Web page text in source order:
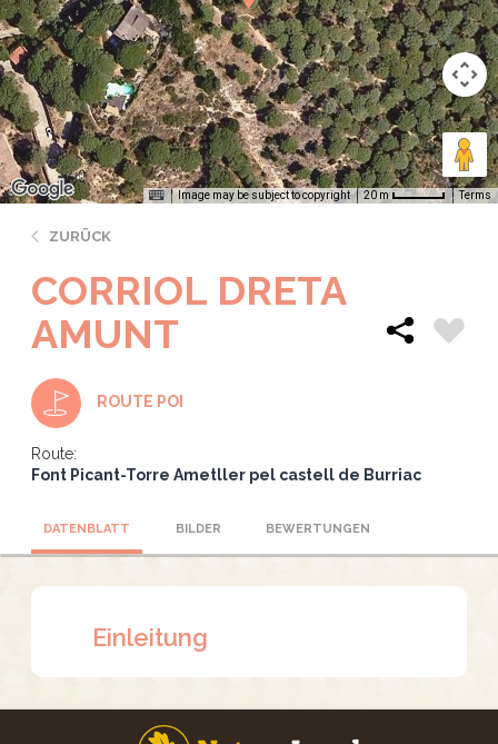
Image may be subject to copyright 20 m Terms
ZURÜCK
CORRIOL DRETA
AMUNT
ROUTE POI
Route:
Font Picant-Torre Ametller pel castell de Burriac
DATENBLATT BILDER BEWERTUNGEN
Einleitung